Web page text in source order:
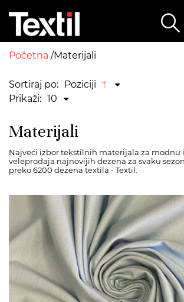
Početna Materijali
Sortiraj po: Poziciji
Prikaži: 10
Materijali
Najveći izbor tekstilnih materijala za modnu
veleprodaja najnovijih dezena za svaku
preko 6200 dezena textila - Textil.